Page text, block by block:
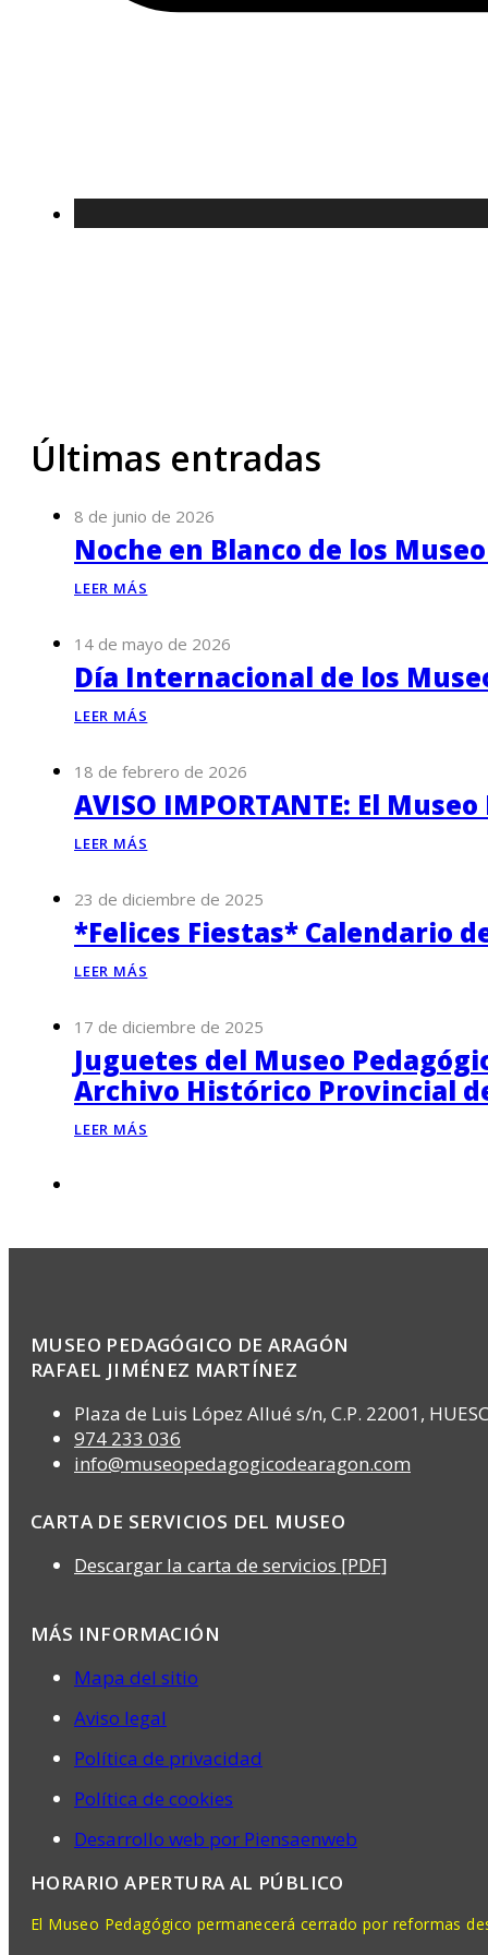
Últimas entradas
8 de junio de 2026
Noche en Blanco de los
LEER MÁS
14 de mayo de 2026
Día Internacional de los
LEER MÁS
18 de febrero de 2026
AVISO IMPORTANTE: El
LEER MÁS
23 de diciembre de 2025
*Felices Fiestas* Calendario
LEER MÁS
17 de diciembre de 2025
Juguetes del Museo
Archivo Histórico Provincial
LEER MÁS
MUSEO PEDAGÓGICO DE ARAGÓN
RAFAEL JIMÉNEZ MARTÍNEZ
Plaza de Luis López Allué s/n, C.P. 22001,
974 233 036
info@museopedagogicodearagon.com
CARTA DE SERVICIOS DEL MUSEO
Descargar la carta de servicios [PDF]
MÁS INFORMACIÓN
Mapa del sitio
Aviso legal
Política de privacidad
Política de cookies
Desarrollo web por Piensaenweb
HORARIO APERTURA AL PÚBLICO
El Museo Pedagógico permanecerá cerrado por reformas